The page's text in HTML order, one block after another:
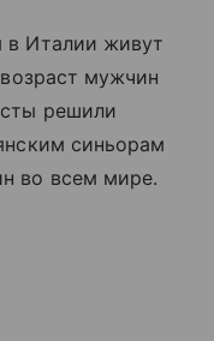
в Италии живут
мужчин
решили
синьорам
во всем мире.